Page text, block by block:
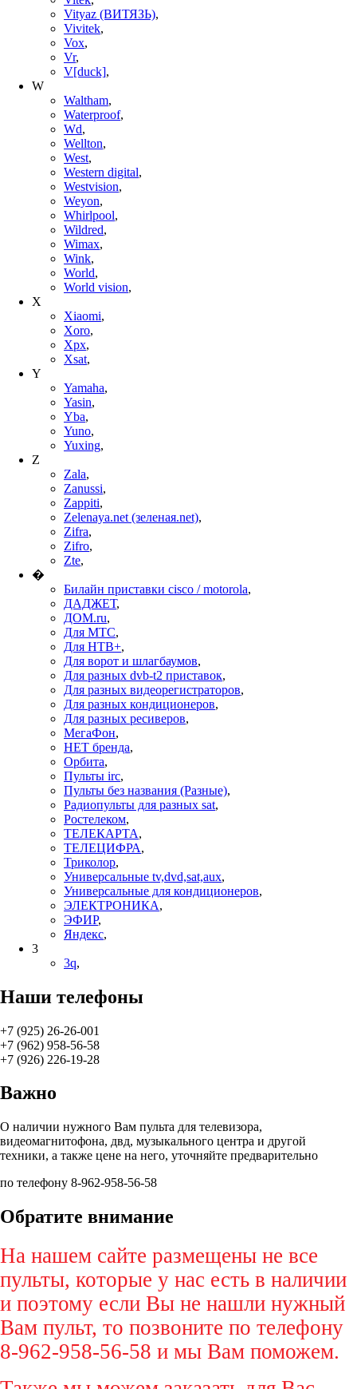
Vityaz (ВИТЯЗЬ),
Vivitek,
Vox,
Vr,
V[duck],
W
Waltham,
Waterproof,
Wd,
Wellton,
West,
Western digital,
Westvision,
Weyon,
Whirlpool,
Wildred,
Wimax,
Wink,
World,
World vision,
X
Xiaomi,
Xoro,
Xpx,
Xsat,
Y
Yamaha,
Yasin,
Yba,
Yuno,
Yuxing,
Z
Zala,
Zanussi,
Zappiti,
Zelenaya.net (зеленая.net),
Zifra,
Zifro,
Zte,
�
Билайн приставки cisco / motorola,
ДАДЖЕТ,
ДОМ.ru,
Для МТС,
Для НТВ+,
Для ворот и шлагбаумов,
Для разных dvb-t2 приставок,
Для разных видеорегистраторов,
Для разных кондиционеров,
Для разных ресиверов,
МегаФон,
НЕТ бренда,
Орбита,
Пульты irc,
Пульты без названия (Разные),
Радиопульты для разных sat,
Ростелеком,
ТЕЛЕКАРТА,
ТЕЛЕЦИФРА,
Триколор,
Универсальные tv,dvd,sat,aux,
Универсальные для кондиционеров,
ЭЛЕКТРОНИКА,
ЭФИР,
Яндекс,
3
3q,
Наши телефоны
+7 (925) 26-26-001
+7 (962) 958-56-58
+7 (926) 226-19-28
Важно
О наличии нужного Вам пульта для телевизора,
видеомагнитофона, двд, музыкального центра и другой
техники, а также цене на него, уточняйте предварительно
по телефону 8-962-958-56-58
Обратите внимание
На нашем сайте размещены не все
пульты, которые у нас есть в наличии
и поэтому если Вы не нашли нужный
Вам пульт, то позвоните по телефону
8-962-958-56-58 и мы Вам поможем.